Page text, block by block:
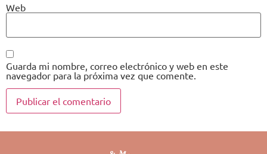
Web
Guarda mi nombre, correo electrónico y web en este
navegador para la próxima vez que comente.